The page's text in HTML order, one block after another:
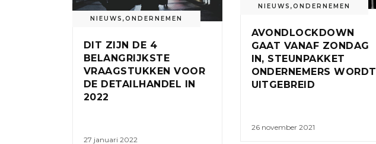
NIEUWS ,ONDERNEMEN
DIT ZIJN DE 4
BELANGRIJKSTE
VRAAGSTUKKEN VOOR
DE DETAILHANDEL IN
2022
27 januari 2022
NIEUWS ,ONDERNEMEN
AVONDLOCKDOWN
GAAT VANAF ZONDAG
IN, STEUNPAKKET
ONDERNEMERS WORDT
UITGEBREID
26 november 2021